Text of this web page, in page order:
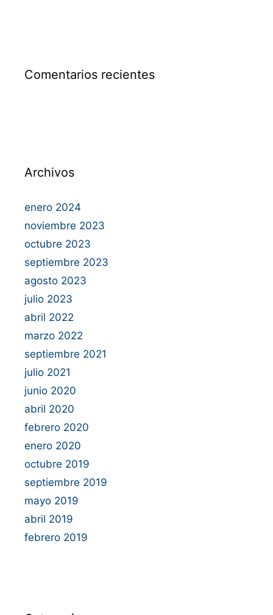
Comentarios recientes
Archivos
enero 2024
noviembre 2023
octubre 2023
septiembre 2023
agosto 2023
julio 2023
abril 2022
marzo 2022
septiembre 2021
julio 2021
junio 2020
abril 2020
febrero 2020
enero 2020
octubre 2019
septiembre 2019
mayo 2019
abril 2019
febrero 2019